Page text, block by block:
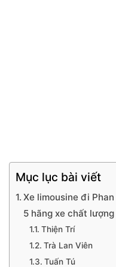
Mục lục bài viết
Xe limousine đi
5 hãng xe chất
Thiện Trí
Trà Lan Viên
Tuấn Tú